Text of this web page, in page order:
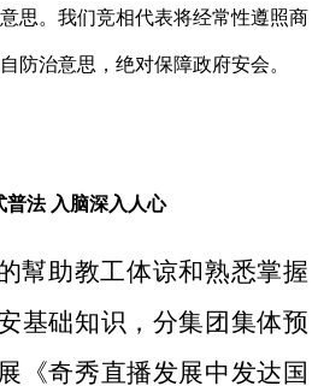
思。我们竞相代表将经常性遵照商
防治意思，绝对保障政府安会。
普法 入脑深入人心
幫助教工体谅和熟悉掌握
基础知识，分集团集体预
《奇秀直播发展中发达国